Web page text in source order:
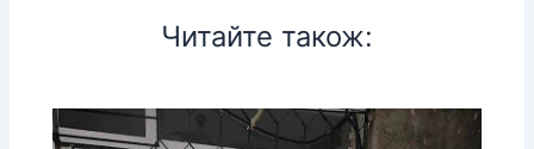
Читайте також: